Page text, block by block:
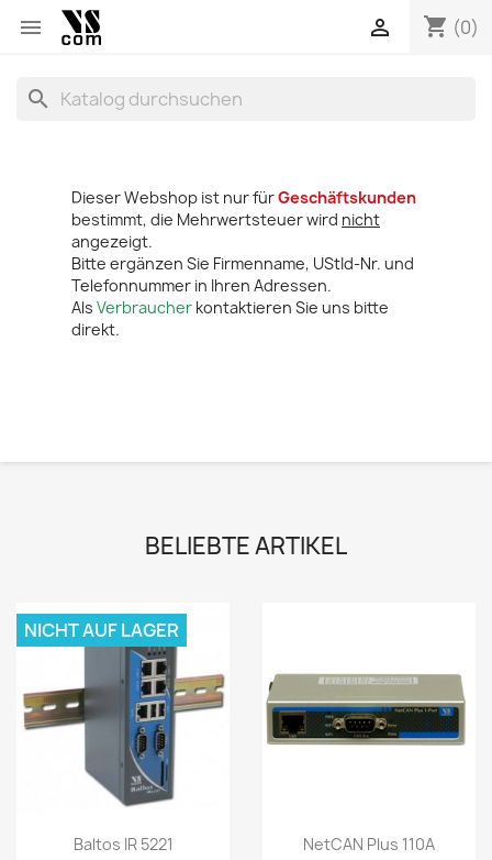
 shopping_cart (0)

search
Dieser Webshop ist nur fürGeschäftskunden
bestimmt, die Mehrwertsteuer wird nicht
angezeigt.
Bitte ergänzen Sie Firmenname, UStId-Nr. und
Telefonnummer in Ihren Adressen.
Als Verbraucher kontaktieren Sie uns bitte
direkt.
BELIEBTE ARTIKEL
Vorschau
Baltos IR 5221
NICHT AUF LAGER
Vorschau
NetCAN Plus 110A